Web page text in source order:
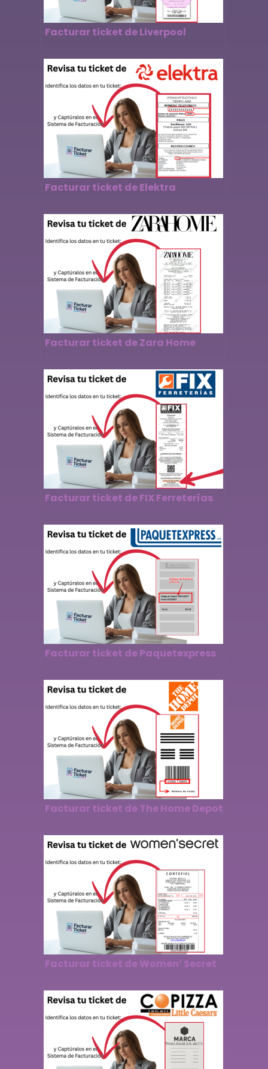
Facturar ticket de Liverpool
Facturar ticket de Elektra
Facturar ticket de Zara Home
Facturar ticket de FIX Ferreterías
Facturar ticket de Paquetexpress
Facturar ticket de The Home Depot
Facturar ticket de Women’ Secret